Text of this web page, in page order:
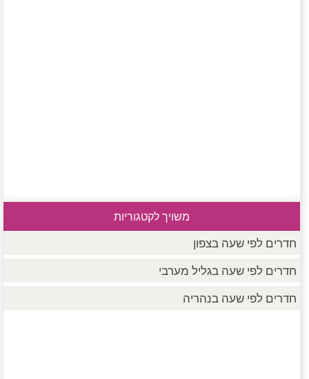
משויך לקטגוריות
חדרים לפי שעה בצפון
חדרים לפי שעה בגליל מערבי
חדרים לפי שעה בנהריה